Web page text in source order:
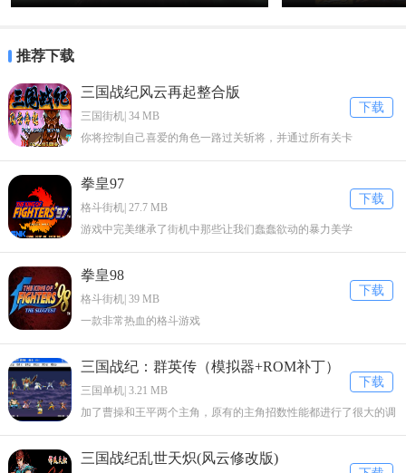
推荐下载
下载
三国战纪风云再起整合版
三国街机| 34 MB
你将控制自己喜爱的角色一路过关斩将，并通过所有关卡
下载
拳皇97
格斗街机| 27.7 MB
游戏中完美继承了街机中那些让我们蠢蠢欲动的暴力美学
下载
拳皇98
格斗街机| 39 MB
一款非常热血的格斗游戏
下载
三国战纪：群英传（模拟器+ROM补丁）
三国单机| 3.21 MB
加了曹操和王平两个主角，原有的主角招数性能都进行了很大的调
三国战纪乱世天炽(风云修改版)